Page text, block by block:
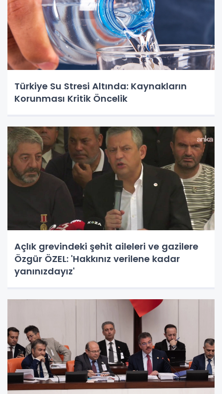
Türkiye Su Stresi Altında: Kaynakların
Korunması Kritik Öncelik
Açlık grevindeki şehit aileleri ve gazilere
Özgür ÖZEL: 'Hakkınız verilene kadar
yanınızdayız'